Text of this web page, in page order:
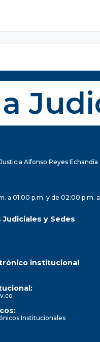
Alfonso Reyes Echandía
a 01:00 p.m. y de 02:00 p.m. a
y Sedes
institucional
Institucionales